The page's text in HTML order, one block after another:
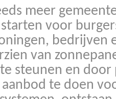
meer
voor
bedrijven
van
steunen en
te doen